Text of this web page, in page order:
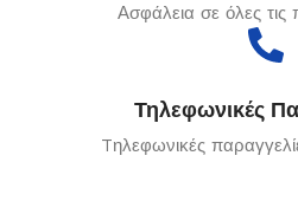
Ασφάλεια σε όλες
Τηλεφωνικές
Tηλεφωνικές